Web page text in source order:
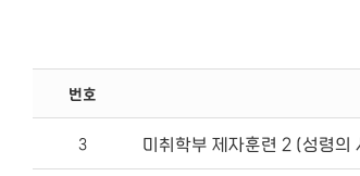
번호
3 미취학부 제자훈련 2 (성령